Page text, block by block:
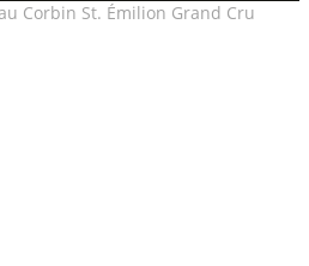
Corbin St. Émilion Grand Cru